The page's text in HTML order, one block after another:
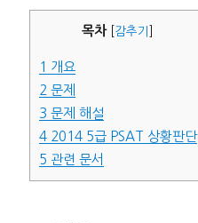
목차 감추기
1 개요
2 문제
3 문제 해설
42014 5급 PSAT 상황판단
5 관련 문서